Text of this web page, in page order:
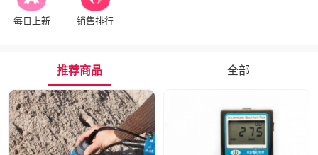
每日上新 销售排行
推荐商品 全部